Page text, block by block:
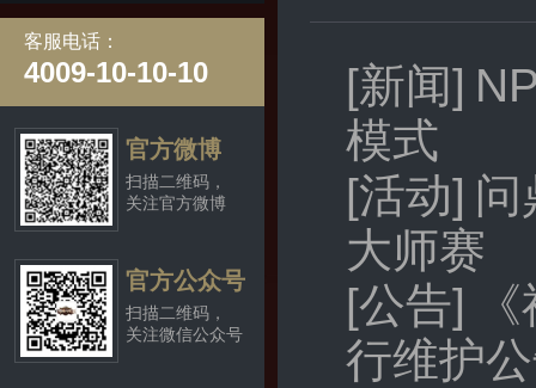
客服电话：
4009-10-10-10
官方微博
扫描二维码，
关注官方微博
官方公众号
扫描二维码，
关注微信公众号
[新闻]
模式
[活动] 问
大师赛
[公告]
行维护